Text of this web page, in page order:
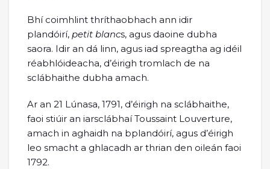
Bhí coimhlint thríthaobhach ann idir
plandóirí, petit blancs, agus daoine dubha
saora. Idir an dá linn, agus iad spreagtha ag idéil
réabhlóideacha, d’éirigh tromlach de na
sclábhaithe dubha amach.
Ar an 21 Lúnasa, 1791, d’éirigh na sclábhaithe,
faoi stiúir an iarsclábhaí Toussaint Louverture,
amach in aghaidh na bplandóirí, agus d’éirigh
leo smacht a ghlacadh ar thrian den oileán faoi
1792.